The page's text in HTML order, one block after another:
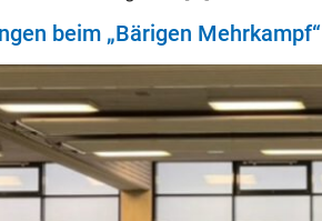
beim „Bärigen Mehrkampf“